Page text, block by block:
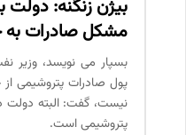
بیژن زنگنه:
مشکل صادرات
بسپار می نویسد، وزیر
پول صادرات پتروشیمی
نیست، گفت: البته
پتروشیمی است.